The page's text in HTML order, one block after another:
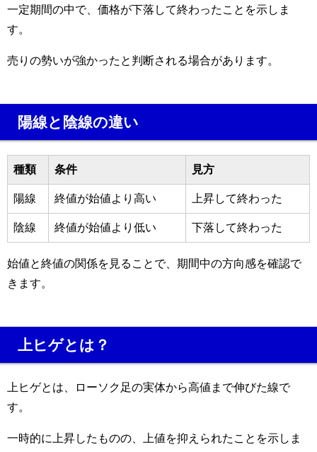
一定期間の中で、価格が下落して終わったことを示しま
す。
売りの勢いが強かったと判断される場合があります。
陽線と陰線の違い
種類 条件 見方
陽線 終値が始値より高い 上昇して終わった
陰線 終値が始値より低い 下落して終わった
始値と終値の関係を見ることで、期間中の方向感を確認で
きます。
上ヒゲとは？
上ヒゲとは、ローソク足の実体から高値まで伸びた線で
す。
一時的に上昇したものの、上値を抑えられたことを示しま